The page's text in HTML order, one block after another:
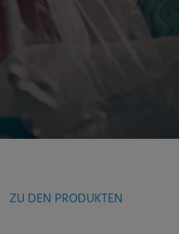
ZU DEN PRODUKTEN